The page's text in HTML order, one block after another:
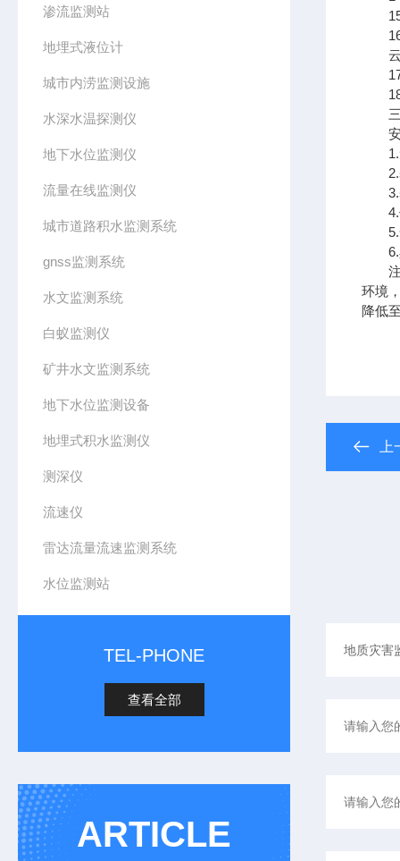
渗流监测站
地埋式液位计
城市内涝监测设施
水深水温探测仪
地下水位监测仪
流量在线监测仪
城市道路积水监测系统
gnss监测系统
水文监测系统
白蚁监测仪
矿井水文监测系统
地下水位监测设备
地埋式积水监测仪
测深仪
流速仪
雷达流量流速监测系统
水位监测站
TEL-PHONE
查看全部
ARTICLE
16.
云
18.☆
三
安
1.无
2.基
3.基
4.优
5.安
6.具
注意
环境
降低